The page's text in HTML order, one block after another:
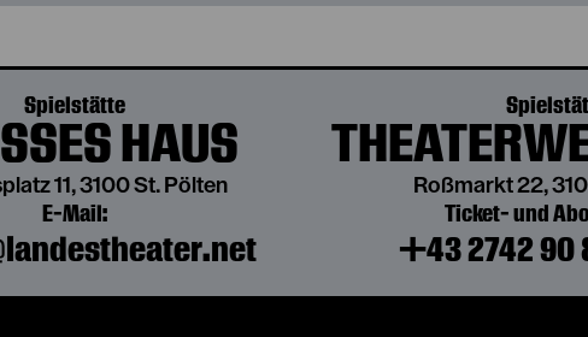
Spielstätte
HAUS
11, 3100 St. Pölten Roßmarkt 22,
Ticket- und
+43 2742 90
E-Mail: